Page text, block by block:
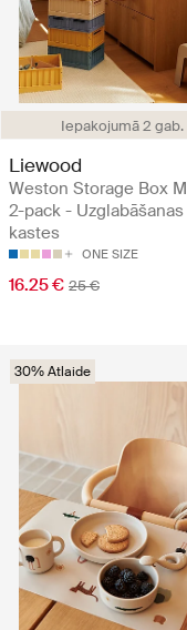
Iepakojumā 2 gab.
Liewood
Weston Storage Box M
2-pack - Uzglabāšanas
kastes
ONE SIZE
16.25 € 25 €
30% Atlaide